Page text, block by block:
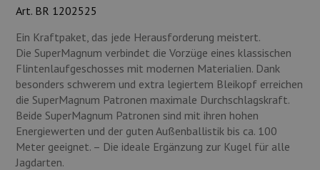
Art. BR 1202525
Ein Kraftpaket, das jede Herausforderung meistert.
Die SuperMagnum verbindet die Vorzüge eines klassischen
Flintenlaufgeschosses mit modernen Materialien. Dank
besonders schwerem und extra legiertem Bleikopf erreichen
die SuperMagnum Patronen maximale Durchschlagskraft.
Beide SuperMagnum Patronen sind mit ihren hohen
Energiewerten und der guten Außenballistik bis ca. 100
Meter geeignet. – Die ideale Ergänzung zur Kugel für alle
Jagdarten.
Munition
Waffen
Lampen und Zubehör